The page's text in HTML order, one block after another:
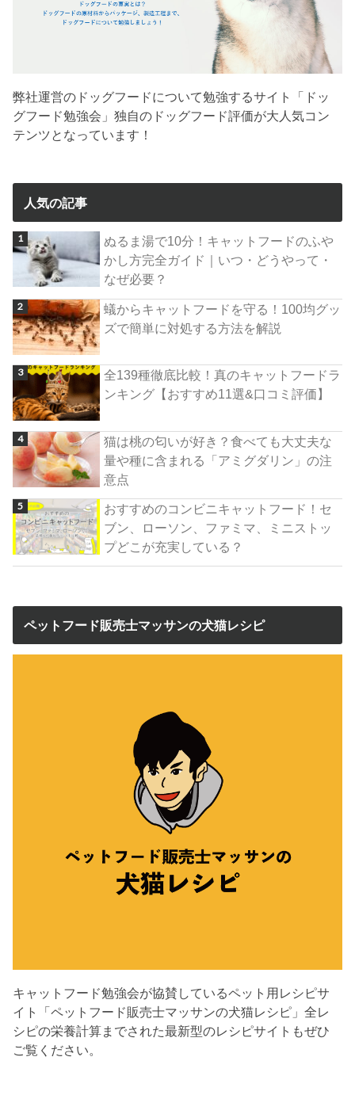
弊社運営のドッグフードについて勉強するサイト「ドッ
グフード勉強会」独自のドッグフード評価が大人気コン
テンツとなっています！
人気の記事
ぬるま湯で10分！キャットフードのふや
かし方完全ガイド｜いつ・どうやって・
なぜ必要？
蟻からキャットフードを守る！100均グッ
ズで簡単に対処する方法を解説
全139種徹底比較！真のキャットフードラ
ンキング【おすすめ11選&口コミ評価】
猫は桃の匂いが好き？食べても大丈夫な
量や種に含まれる「アミグダリン」の注
意点
おすすめのコンビニキャットフード！セ
ブン、ローソン、ファミマ、ミニストッ
プどこが充実している？
ペットフード販売士マッサンの犬猫レシピ
キャットフード勉強会が協賛しているペット用レシピサ
イト「ペットフード販売士マッサンの犬猫レシピ」全レ
シピの栄養計算までされた最新型のレシピサイトもぜひ
ご覧ください。